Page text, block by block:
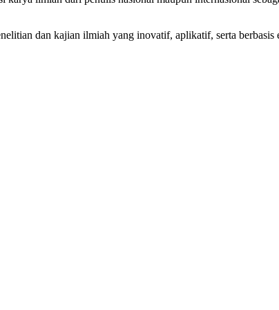
dan kajian ilmiah yang inovatif, aplikatif, serta